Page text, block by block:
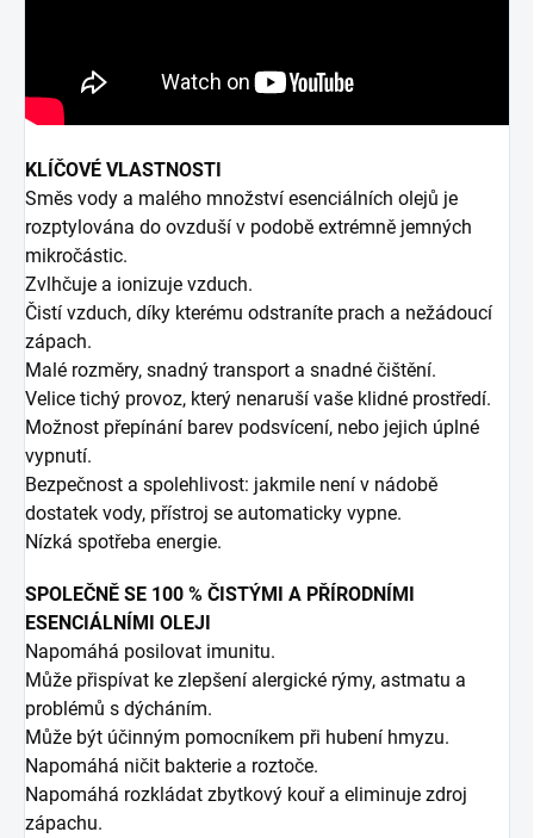
KLÍČOVÉ VLASTNOSTI
Směs vody a malého množství esenciálních olejů je
rozptylována do ovzduší v podobě extrémně jemných
mikročástic.
Zvlhčuje a ionizuje vzduch.
Čistí vzduch, díky kterému odstraníte prach a nežádoucí
zápach.
Malé rozměry, snadný transport a snadné čištění.
Velice tichý provoz, který nenaruší vaše klidné prostředí.
Možnost přepínání barev podsvícení, nebo jejich úplné
vypnutí.
Bezpečnost a spolehlivost: jakmile není v nádobě
dostatek vody, přístroj se automaticky vypne.
Nízká spotřeba energie.
SPOLEČNĚ SE 100 % ČISTÝMI A PŘÍRODNÍMI
ESENCIÁLNÍMI O­LEJI
Napomáhá posilovat imunitu.
Může přispívat ke zlepšení alergické rýmy, astmatu a
problémů s dýcháním.
Může být účinným pomocníkem při hubení hmyzu.
Napomáhá ničit bakterie a roztoče.
Napomáhá rozkládat zbytkový kouř a eliminuje zdroj
zápachu.